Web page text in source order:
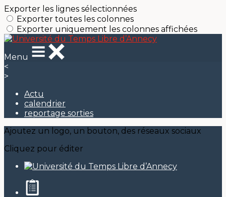
Exporter les lignes sélectionnées
Exporter toutes les colonnes
Exporter uniquement les colonnes affichées
Menu
<
>
Actu
calendrier
reportage sorties
Ajoutez un logo, un bouton, des réseaux sociaux
Cliquez pour éditer